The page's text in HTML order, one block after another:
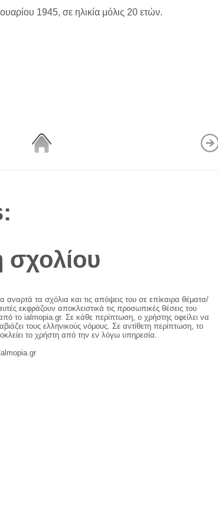
1945, σε ηλικία μόλις 20 ετών.
αναρτά τα σχόλια και τις απόψεις του σε επίκαιρα θέματα/
εκφράζουν αποκλειστικά τις προσωπικές θέσεις του
το ialmopia.gr. Σε κάθε περίπτωση, ο χρήστης οφείλει να
τους ελληνικούς νόμους. Σε αντίθετη περίπτωση, το
το χρήστη από την εν λόγω υπηρεσία.